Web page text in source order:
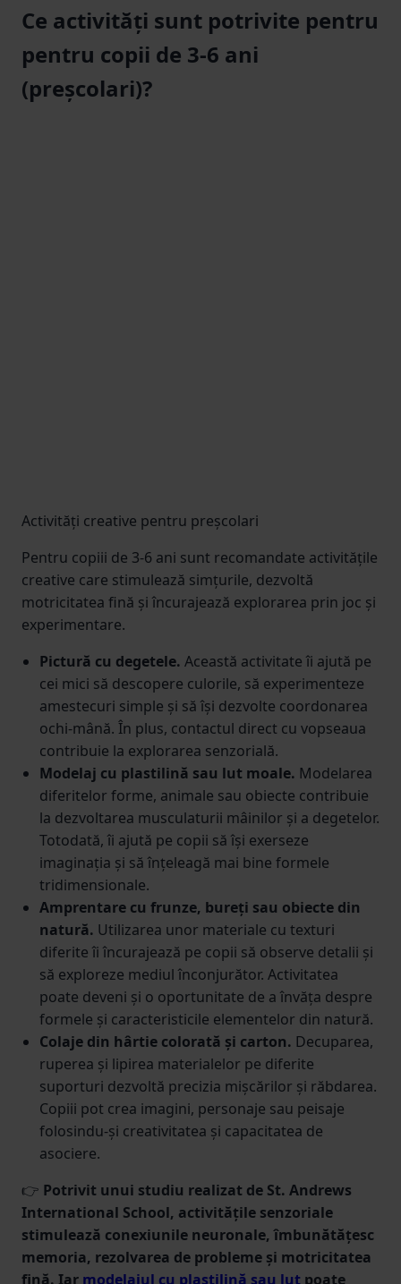
Ce activități sunt potrivite pentru
pentru copii de 3-6 ani
(preșcolari)?
Activități creative pentru preșcolari
Pentru copiii de 3-6 ani sunt recomandate activitățile
creative care stimulează simțurile, dezvoltă
motricitatea fină și încurajează explorarea prin joc și
experimentare.
Pictură cu degetele. Această activitate îi ajută pe
cei mici să descopere culorile, să experimenteze
amestecuri simple și să își dezvolte coordonarea
ochi-mână. În plus, contactul direct cu vopseaua
contribuie la explorarea senzorială.
Modelaj cu plastilină sau lut moale. Modelarea
diferitelor forme, animale sau obiecte contribuie
la dezvoltarea musculaturii mâinilor și a degetelor.
Totodată, îi ajută pe copii să își exerseze
imaginația și să înțeleagă mai bine formele
tridimensionale.
Amprentare cu frunze, bureți sau obiecte din
natură. Utilizarea unor materiale cu texturi
diferite îi încurajează pe copii să observe detalii și
să exploreze mediul înconjurător. Activitatea
poate deveni și o oportunitate de a învăța despre
formele și caracteristicile elementelor din natură.
Colaje din hârtie colorată și carton. Decuparea,
ruperea și lipirea materialelor pe diferite
suporturi dezvoltă precizia mișcărilor și răbdarea.
Copiii pot crea imagini, personaje sau peisaje
folosindu-și creativitatea și capacitatea de
asociere.
👉 Potrivit unui studiu realizat de St. Andrews
International School, activitățile senzoriale
stimulează conexiunile neuronale, îmbunătățesc
memoria, rezolvarea de probleme și motricitatea
fină. Iar modelajul cu plastilină sau lut poate